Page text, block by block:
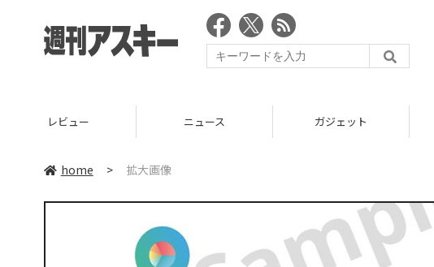
レビュー ニュース ガジェット
home > 拡大画像